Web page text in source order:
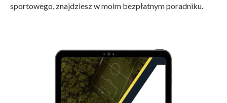
sportowego, znajdziesz w moim bezpłatnym poradniku.